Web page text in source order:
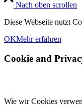
Nach oben scrollen
Diese Webseite nutzt
OKMehr erfahren
Cookie and
Wie wir Cookies